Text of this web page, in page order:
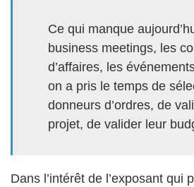
Ce qui manque
business meetings, les
d’affaires, les
on a pris le temps de
donneurs d’ordres, de
projet, de valider leur
Dans l’intérêt de l’exposant qui